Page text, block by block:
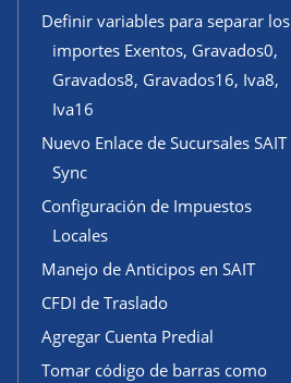
Definir variables para separar los
importes Exentos, Gravados0,
Gravados8, Gravados16, Iva8,
Iva16
Nuevo Enlace de Sucursales SAIT
Sync
Configuración de Impuestos
Locales
Manejo de Anticipos en SAIT
CFDI de Traslado
Agregar Cuenta Predial
Tomar código de barras como